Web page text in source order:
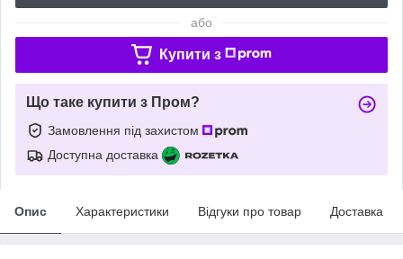
або
Купити з
Що таке купити з Пром?
Замовлення під захистом
Доступна доставка
Опис Характеристики Відгуки про товар Доставка